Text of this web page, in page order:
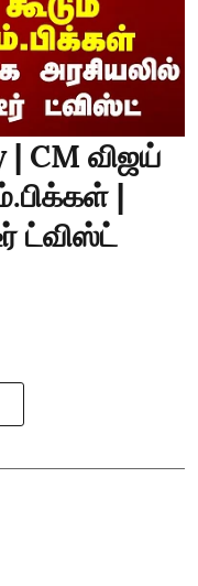
| CM விஜய்
|
ட்விஸ்ட்